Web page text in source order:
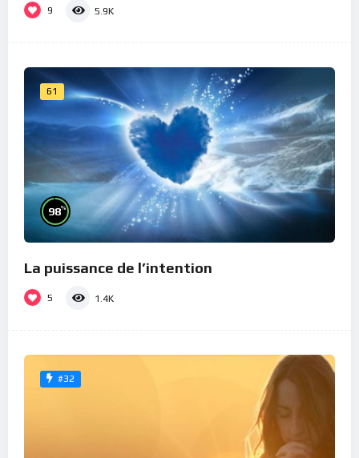
9 5.9K
61
98%
La puissance de l’intention
5 1.4K
#32